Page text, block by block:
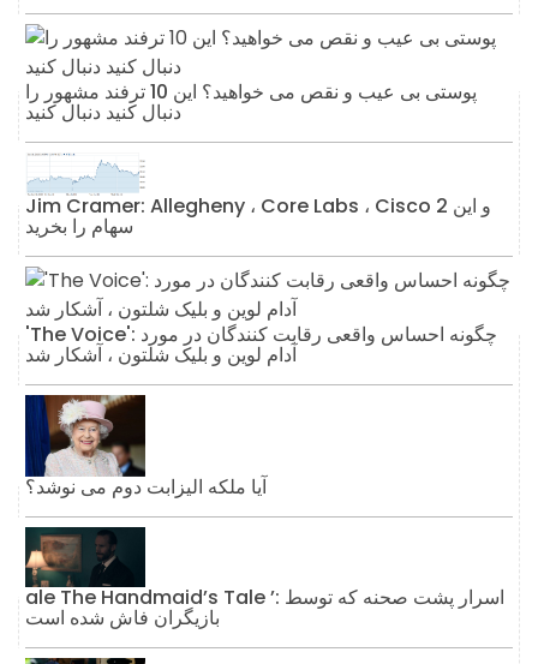
پوستی بی عیب و نقص می خواهید؟ این 10 ترفند مشهور را
دنبال کنید دنبال کنید
Jim Cramer: Allegheny ، Core Labs ، Cisco و این 2
سهام را بخرید
'The Voice': چگونه احساس واقعی رقابت کنندگان در مورد
آدام لوین و بلیک شلتون ، آشکار شد
آیا ملکه الیزابت دوم می نوشد؟
ale The Handmaid’s Tale ’: اسرار پشت صحنه که توسط
بازیگران فاش شده است